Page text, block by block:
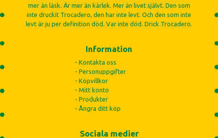
mer än läsk. Är mer än kärlek. Mer än livet självt. Den som
inte druckit Trocadero, den har inte levt. Och den som inte
levt är ju per definition död. Var inte död. Drick Trocadero.
Information
- Kontakta oss
- Personuppgifter
- Köpvillkor
- Mitt konto
- Produkter
- Ångra ditt köp
Sociala medier